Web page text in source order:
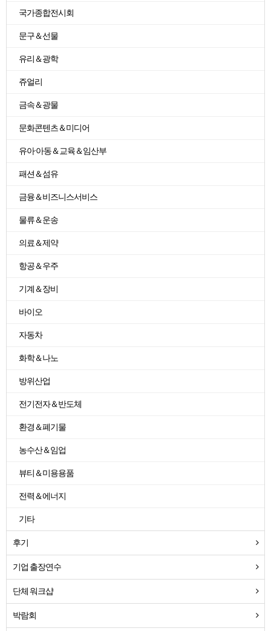
국가종합전시회
문구＆선물
유리＆광학
쥬얼리
금속＆광물
문화콘텐츠＆미디어
유아·아동＆교육＆임산부
패션＆섬유
금융＆비즈니스서비스
물류＆운송
의료＆제약
항공＆우주
기계＆장비
바이오
자동차
화학＆나노
방위산업
전기전자＆반도체
환경＆폐기물
농수산＆임업
뷰티＆미용용품
전력＆에너지
기타
후기
기업 출장연수
단체 워크샵
박람회